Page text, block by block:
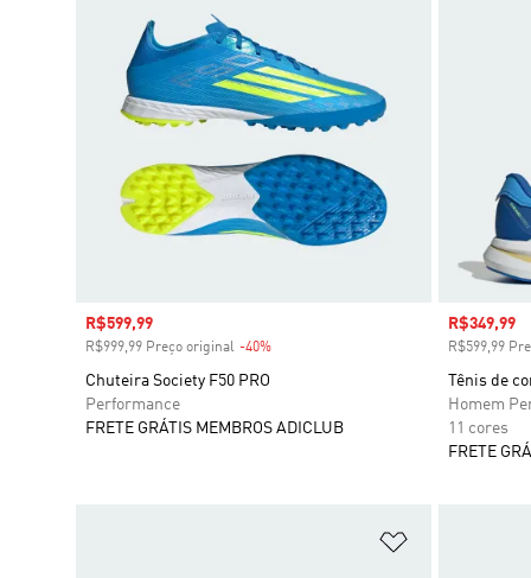
Preço com desconto
R$599,99
R$999,99 Preço original -40%
Chuteira Society F50 PRO
Performance
FRETE GRÁTIS MEMBROS ADICLUB
Preço
R$349,99
R$599,99
Tênis de
Homem
11 cores
FRETE